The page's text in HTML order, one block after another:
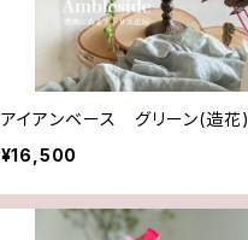
アイアンベース グリーン(造花)
¥16,500